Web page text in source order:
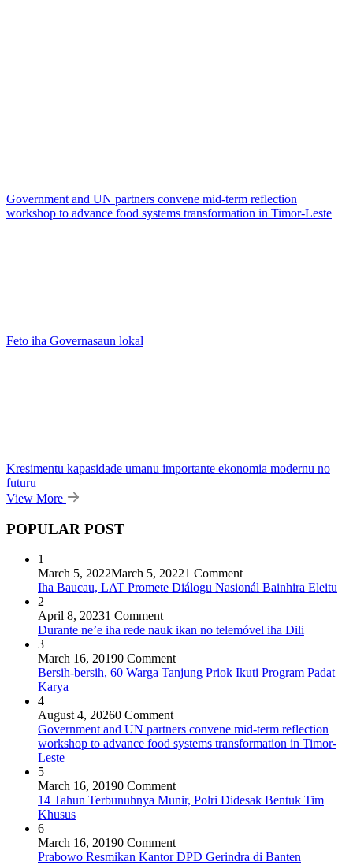
Government and UN partners convene mid-term reflection
workshop to advance food systems transformation in Timor-Leste
Feto iha Governasaun lokal
Kresimentu kapasidade umanu importante ekonomia modernu no
futuru
View More
POPULAR POST
1
March 5, 2022March 5, 20221 Comment
Iha Baucau, LAT Promete Diálogu Nasionál Bainhira Eleitu
2
April 8, 20231 Comment
Durante ne’e iha rede nauk ikan no telemóvel iha Dili
3
March 16, 20190 Comment
Bersih-bersih, 60 Warga Tanjung Priok Ikuti Program Padat
Karya
4
August 4, 20260 Comment
Government and UN partners convene mid-term reflection
workshop to advance food systems transformation in Timor-
Leste
5
March 16, 20190 Comment
14 Tahun Terbunuhnya Munir, Polri Didesak Bentuk Tim
Khusus
6
March 16, 20190 Comment
Prabowo Resmikan Kantor DPD Gerindra di Banten